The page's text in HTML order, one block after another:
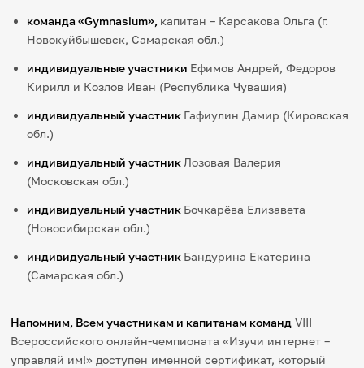
команда «Gymnasium», капитан – Карсакова Ольга (г.
Новокуйбышевск, Самарская обл.)
индивидуальные участники Ефимов Андрей, Федоров
Кирилл и Козлов Иван (Республика Чувашия)
индивидуальный участник Гафиулин Дамир (Кировская
обл.)
индивидуальный участникЛозовая Валерия
(Московская обл.)
индивидуальный участник Бочкарёва Елизавета
(Новосибирская обл.)
индивидуальный участник Бандурина Екатерина
(Самарская обл.)
Напомним, Всем участникам и капитанам команд VIII
Всероссийского онлайн-чемпионата «Изучи интернет –
управляй им!» доступен именной сертификат, который